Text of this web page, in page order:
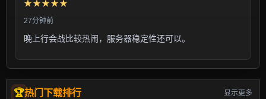
★★★★★
27分钟前
晚上行会战比较热闹，服务器稳定性还可以。
热门下载排行 显示更多